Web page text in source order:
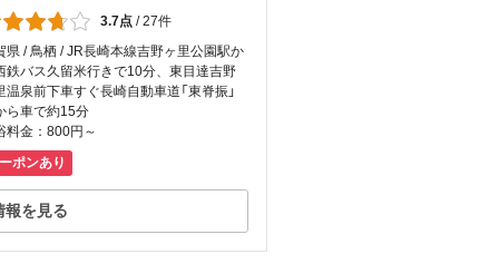
3.7点 /27件
県 / 鳥栖 / JR長崎本線吉野ヶ里公園駅か
鉄バス久留米行きで10分、東目達吉野
温泉前下車すぐ長崎自動車道「東脊振」
ら車で約15分
料金：800円～
ポンあり
報を見る